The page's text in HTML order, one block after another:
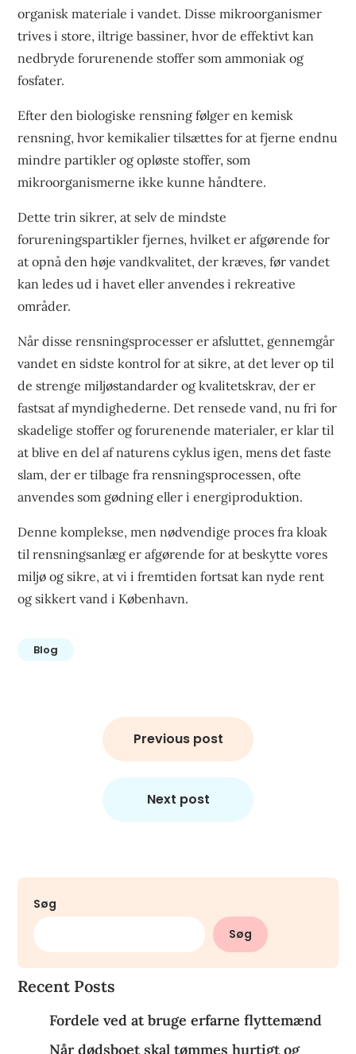
organisk materiale i vandet. Disse mikroorganismer
trives i store, iltrige bassiner, hvor de effektivt kan
nedbryde forurenende stoffer som ammoniak og
fosfater.
Efter den biologiske rensning følger en kemisk
rensning, hvor kemikalier tilsættes for at fjerne endnu
mindre partikler og opløste stoffer, som
mikroorganismerne ikke kunne håndtere.
Dette trin sikrer, at selv de mindste
forureningspartikler fjernes, hvilket er afgørende for
at opnå den høje vandkvalitet, der kræves, før vandet
kan ledes ud i havet eller anvendes i rekreative
områder.
Når disse rensningsprocesser er afsluttet, gennemgår
vandet en sidste kontrol for at sikre, at det lever op til
de strenge miljøstandarder og kvalitetskrav, der er
fastsat af myndighederne. Det rensede vand, nu fri for
skadelige stoffer og forurenende materialer, er klar til
at blive en del af naturens cyklus igen, mens det faste
slam, der er tilbage fra rensningsprocessen, ofte
anvendes som gødning eller i energiproduktion.
Denne komplekse, men nødvendige proces fra kloak
til rensningsanlæg er afgørende for at beskytte vores
miljø og sikre, at vi i fremtiden fortsat kan nyde rent
og sikkert vand i København.
Blog
Indlægsnavigation
Previous post
Next post
Søg
Søg
Recent Posts
Fordele ved at bruge erfarne flyttemænd
Når dødsboet skal tømmes hurtigt og